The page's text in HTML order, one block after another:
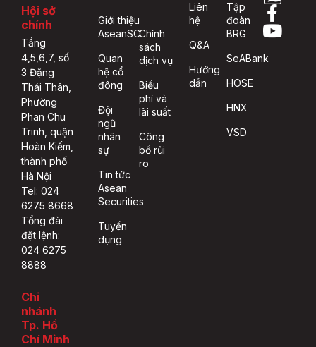
Hội sở
chính
Tầng
4,5,6,7, số
3 Đặng
Thái Thân,
Phường
Phan Chu
Trinh, quận
Hoàn Kiếm,
thành phố
Hà Nội
Tel: 024
6275 8668
Tổng đài
đặt lệnh:
024 6275
8888
Chi
nhánh
Tp. Hồ
Chí Minh
Giới thiệu
AseanSC
Quan
hệ cổ
đông
Đội
ngũ
nhân
sự
Tin tức
Asean
Securities
Tuyển
dụng
Chính
sách
dịch vụ
Biểu
phí và
lãi suất
Công
bố rủi
ro
Liên
hệ
Q&A
Hướng
dẫn
Tập
đoàn
BRG
SeABank
HOSE
HNX
VSD